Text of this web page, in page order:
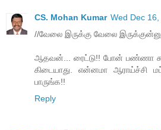
CS. Mohan Kumar Wed Dec
//வேலை இருக்கு வேலை
ஆதவன்... ரைட்டு!! போன் பண்ணா கூட
கிடையாது. என்னமா ஆராய்ச்சி
பாருங்க!!
Reply